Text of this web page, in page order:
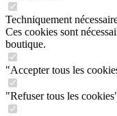
Techniquement
Ces cookies sont
boutique.
"Accepter tous les
"Refuser tous les